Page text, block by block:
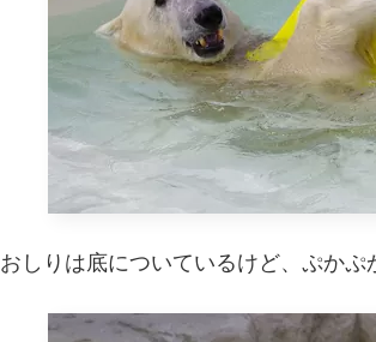
おしりは底についているけど、ぷかぷ